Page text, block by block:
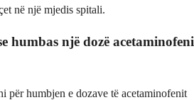
në një mjedis spitali.
humbas një dozë acetaminofeni
për humbjen e dozave të acetaminofenit